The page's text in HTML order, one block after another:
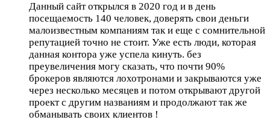
Данный сайт открылся в 2020 год и в день
посещаемость 140 человек, доверять свои деньги
малоизвестным компаниям так и еще с сомнительной
репутацией точно не стоит. Уже есть люди, которая
данная контора уже успела кинуть. без
преувеличения могу сказать, что почти 90%
брокеров являются лохотронами и закрываются уже
через несколько месяцев и потом открывают другой
проект с другим названиям и продолжают так же
обманывать своих клиентов !